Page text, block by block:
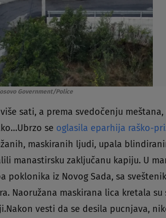
Government/Police
sati, a prema svedočenju
se oglasila eparhija raško-
maskiranih ljudi, upala
manastirsku zaključanu kapiju. U
poklonika iz Novog Sada, sa
Naoružana maskirana lica kretala
vesti da se desila pucnjava,